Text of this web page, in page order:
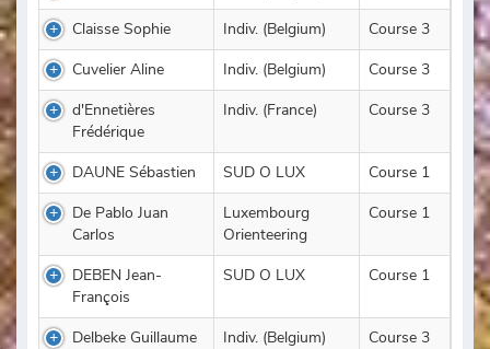
Claisse Sophie
Indiv. (Belgium)
Course 3
Cuvelier Aline
Indiv. (Belgium)
Course 3
d'Ennetières
Frédérique
Indiv. (France) Course 3
DAUNE Sébastien SUD O LUX
Course 1
De Pablo Juan
Carlos
Luxembourg
Orienteering
Course 1
DEBEN Jean-
François
SUD O LUX Course 1
Delbeke Guillaume Indiv. (Belgium)
Course 3